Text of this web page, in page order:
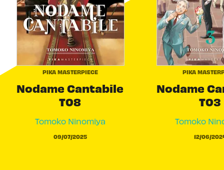
PIKA MASTERPIECE
Nodame Cantabile
T08
Tomoko Ninomiya
09/07/2025
PIKA
Nodame
T03
Tomoko
12/06/